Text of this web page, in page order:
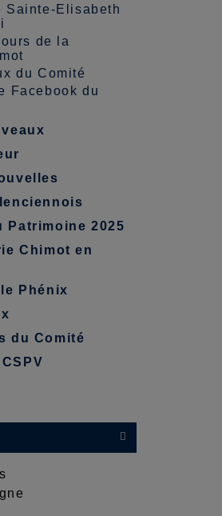
Sainte-Elisabeth
de la
du Comité
Facebook du
Patrimoine 2025
Chimot en
Phénix
du Comité
